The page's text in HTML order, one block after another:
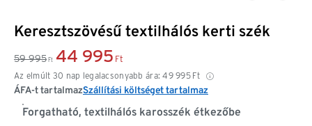
Keresztszövésű textilhálós kerti szék
59 995 Ft 44 995 Ft
Az elmúlt 30 nap legalacsonyabb ára: 49 995 Ft
ÁFA-t tartalmazSzállítási költséget tartalmaz
Forgatható, textilhálós karosszék étkezőbe